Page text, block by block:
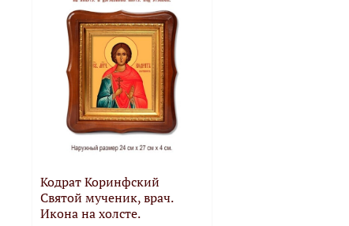
Кодрат Коринфский
Святой мученик, врач.
Икона на холсте.